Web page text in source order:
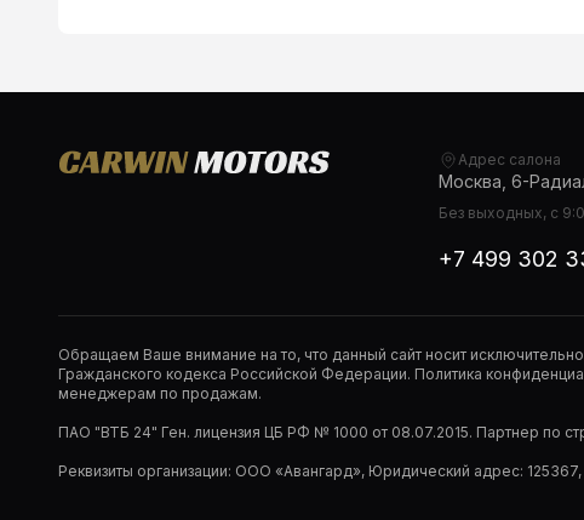
Адрес салона
Москва, 6-
Без выходных, с
+7 499 302
Обращаем Ваше внимание на то, что данный сайт носит
Гражданского кодекса Российской Федерации. Политика
менеджерам по продажам.
ПАО "ВТБ 24" Ген. лицензия ЦБ РФ № 1000 от 08.07.2015. Партнер по
Реквизиты организации: ООО «Авангард», Юридический адрес: